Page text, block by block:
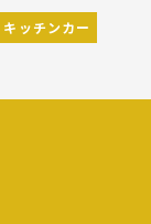
キッチンカー